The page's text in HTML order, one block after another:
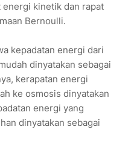
kinetik dan rapat
Bernoulli.
kepadatan energi dari
dinyatakan sebagai
kerapatan energi
ke osmosis dinyatakan
energi yang
dinyatakan sebagai